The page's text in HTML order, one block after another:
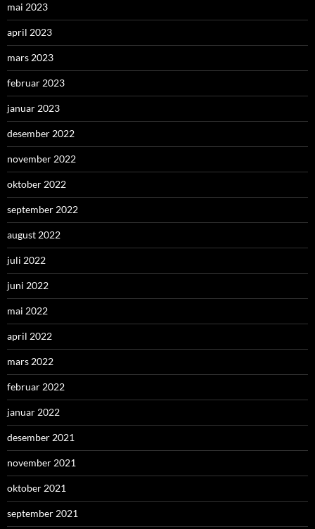
mai 2023
april 2023
mars 2023
februar 2023
januar 2023
desember 2022
november 2022
oktober 2022
september 2022
august 2022
juli 2022
juni 2022
mai 2022
april 2022
mars 2022
februar 2022
januar 2022
desember 2021
november 2021
oktober 2021
september 2021